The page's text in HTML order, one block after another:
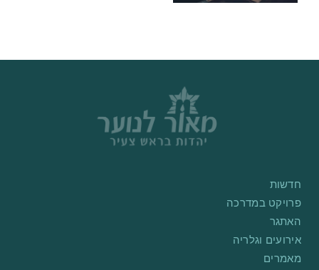
חדשות
פרויקט במדרכה
האתגר
אירועים וגלריה
מאמרים